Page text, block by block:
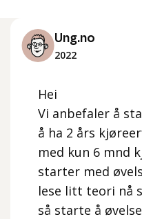
Ung.no
2022
Hei
Vi anbefaler å
å ha 2 års
med kun 6 mnd
starter med
lese litt teori nå
så starte å